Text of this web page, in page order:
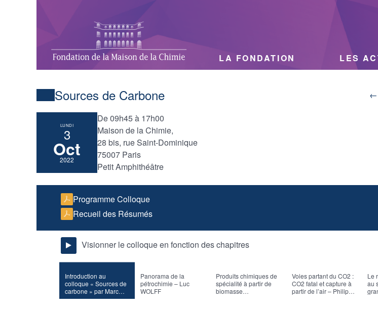
LA FONDATION LES
Sources de Carbone ←
LUNDI
3
Oct
2022
De 09h45 à 17h00
Maison de la Chimie,
28 bis, rue Saint-Dominique
75007 Paris
Petit Amphithéâtre
Programme Colloque
Recueil des Résumés
Visionner le colloque en fonction des chapitres
Introduction au
colloque « Sources de
carbone » par Marc
LEDOUX
Panorama de la
pétrochimie – Luc
WOLFF
Produits chimiques de
spécialité à partir de
biomasse
Voies partant du CO2 :
CO2 fatal et capture à
partir de l’air – Philip
Le
au